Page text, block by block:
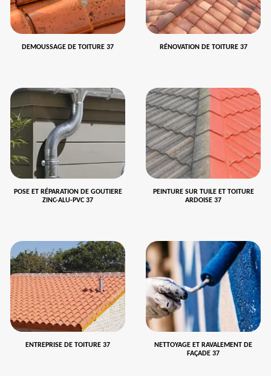
DEMOUSSAGE DE TOITURE 37 RÉNOVATION DE TOITURE 37
POSE ET RÉPARATION DE GOUTIERE
ZINC-ALU-PVC 37
PEINTURE SUR TUILE ET TOITURE
ARDOISE 37
ENTREPRISE DE TOITURE 37
NETTOYAGE ET RAVALEMENT DE
FAÇADE 37